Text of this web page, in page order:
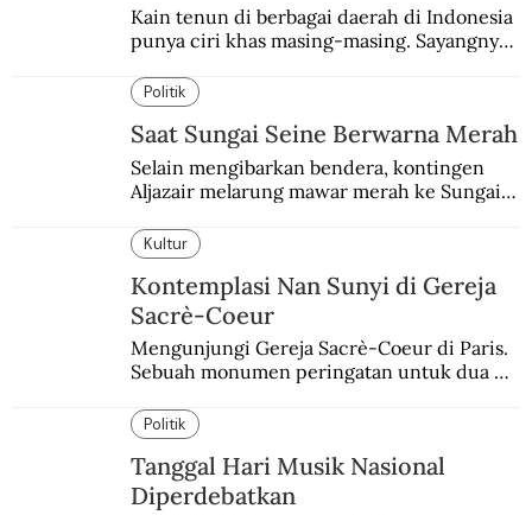
Kain tenun di berbagai daerah di Indonesia
punya ciri khas masing-masing. Sayangnya,
belum memadai.
Politik
Saat Sungai Seine Berwarna Merah
Selain mengibarkan bendera, kontingen
Aljazair melarung mawar merah ke Sungai
Kultur
Kontemplasi Nan Sunyi di Gereja
Sacrè-Coeur
Mengunjungi Gereja Sacrè-Coeur di Paris.
Sebuah monumen peringatan untuk dua
Prancis.
Politik
Tanggal Hari Musik Nasional
Diperdebatkan